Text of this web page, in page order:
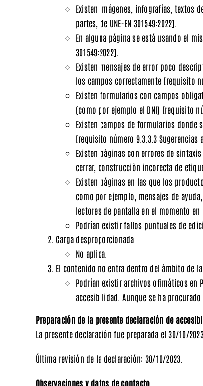
Existen imágenes, infografías, textos
partes, de UNE-EN 301549:2022]
En alguna página se está usando el
301549:2022]
Existen mensajes de error poco
los campos correctamente [requisito
Existen formularios con campos
(como por ejemplo el DNI) [requisito
Existen campos de formularios donde
[requisito número 9.3.3.3 Sugerencias
Existen páginas con errores de
cerrar, construcciòn incorecta de
Existen páginas en las que los
como por ejemplo, mensajes de
lectores de pantalla en el momento en
Podrían existir fallos puntuales de
Carga desproporcionada
No aplica.
El contenido no entra dentro del ámbito de
Podrían existir archivos ofimáticos en
accesibilidad. Aunque se ha
Preparación de la presente declaración de
La presente declaración fue preparada el 30/10/
Última revisión de la declaración: 30/10/2023.
Observaciones y datos de contacto